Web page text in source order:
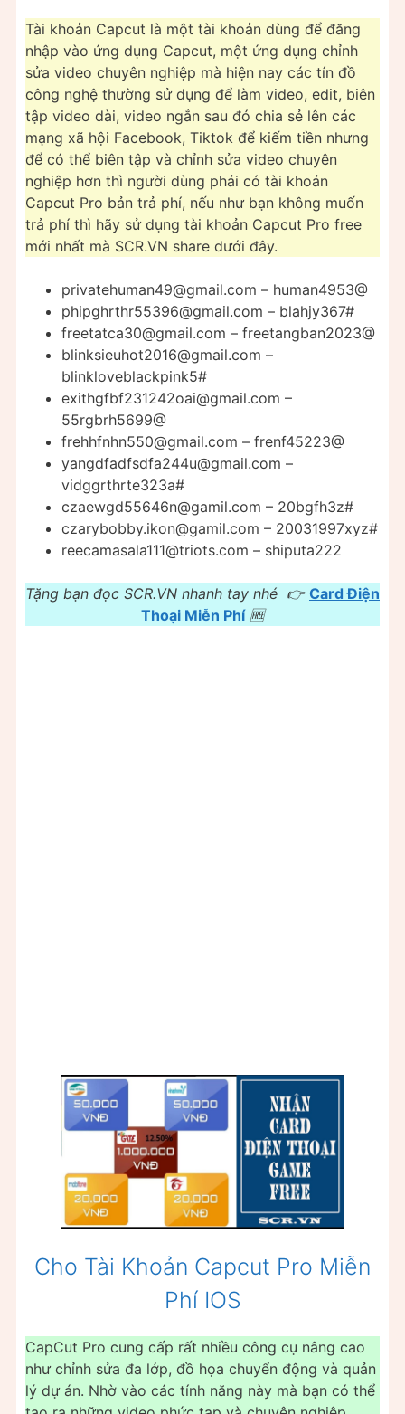
Tài khoản Capcut là một tài khoản dùng để đăng
nhập vào ứng dụng Capcut, một ứng dụng chỉnh
sửa video chuyên nghiệp mà hiện nay các tín đồ
công nghệ thường sử dụng để làm video, edit, biên
tập video dài, video ngắn sau đó chia sẻ lên các
mạng xã hội Facebook, Tiktok để kiếm tiền nhưng
để có thể biên tập và chỉnh sửa video chuyên
nghiệp hơn thì người dùng phải có tài khoản
Capcut Pro bản trả phí, nếu như bạn không muốn
trả phí thì hãy sử dụng tài khoản Capcut Pro free
mới nhất mà SCR.VN share dưới đây.
privatehuman49@gmail.com – human4953@
phipghrthr55396@gmail.com – blahjy367#
freetatca30@gmail.com – freetangban2023@
blinksieuhot2016@gmail.com –
blinkloveblackpink5#
exithgfbf231242oai@gmail.com –
55rgbrh5699@
frehhfnhn550@gmail.com – frenf45223@
yangdfadfsdfa244u@gmail.com –
vidggrthrte323a#
czaewgd55646n@gamil.com – 20bgfh3z#
czarybobby.ikon@gamil.com – 20031997xyz#
reecamasala111@triots.com – shiputa222
Tặng bạn đọc SCR.VN nhanh tay nhé 👉 Card Điện
Thoại Miễn Phí🆓
Cho Tài Khoản Capcut Pro Miễn
Phí IOS
CapCut Pro cung cấp rất nhiều công cụ nâng cao
như chỉnh sửa đa lớp, đồ họa chuyển động và quản
lý dự án. Nhờ vào các tính năng này mà bạn có thể